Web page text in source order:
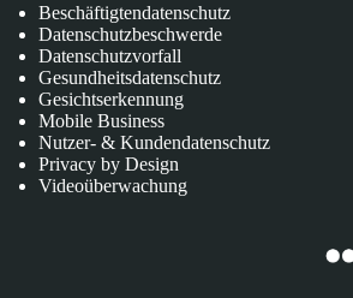
Beschäftigtendatenschutz
Datenschutzbeschwerde
Datenschutzvorfall
Gesundheitsdatenschutz
Gesichtserkennung
Mobile Business
Nutzer- & Kundendatenschutz
Privacy by Design
Videoüberwachung